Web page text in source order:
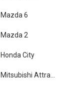
Mazda 6
Mazda 2
Honda City